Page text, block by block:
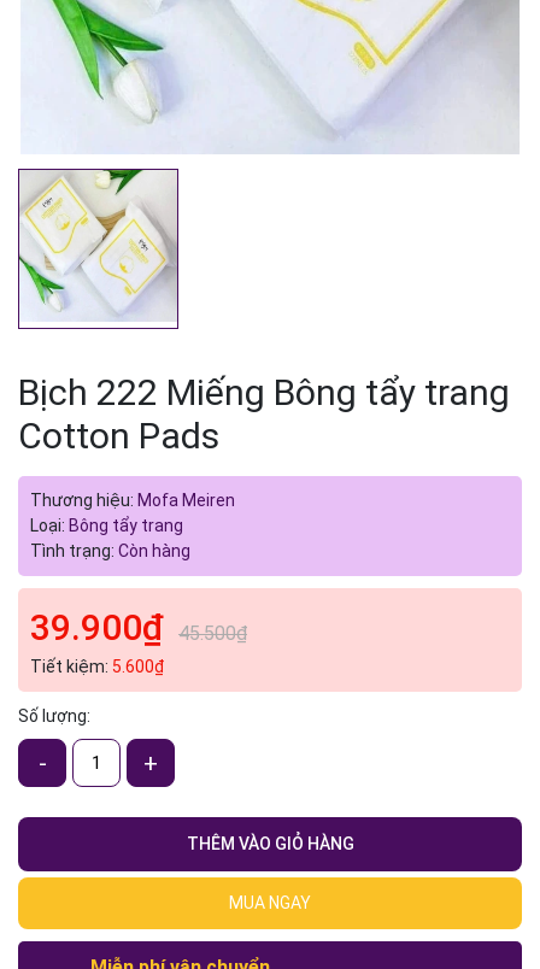
Bịch 222 Miếng Bông tẩy trang
Cotton Pads
Thương hiệu: Mofa Meiren
Loại: Bông tẩy trang
Tình trạng: Còn hàng
39.900₫ 45.500₫
Tiết kiệm: 5.600₫
Số lượng:
- +
THÊM VÀO GIỎ HÀNG
MUA NGAY
Mã giảm giá: